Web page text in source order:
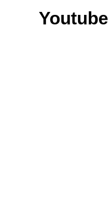
Youtube